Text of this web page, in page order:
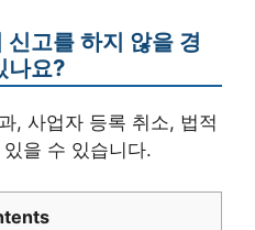
고를 하지 않을 경
나요?
, 사업자 등록 취소, 법적
을 수 있습니다.